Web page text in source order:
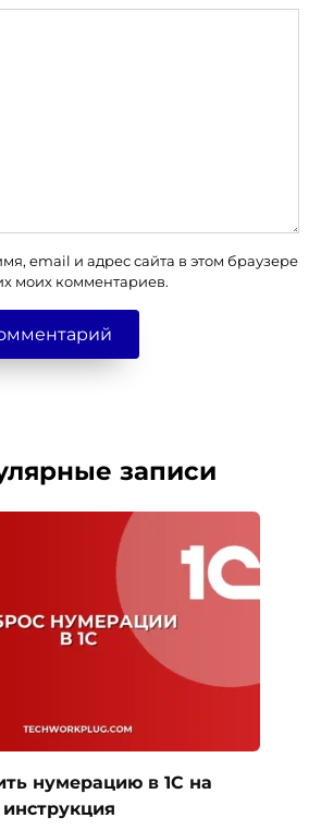
email и адрес сайта в этом браузере
моих комментариев.
записи
нумерацию в 1С на